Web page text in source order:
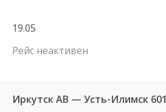
19.05
Рейс неактивен
Иркутск АВ — Усть-Илимск 601